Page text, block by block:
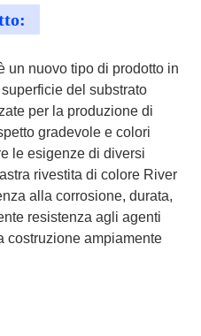
un nuovo tipo di prodotto in
del substrato
per la produzione di
gradevole e colori
le esigenze di diversi
rivestita di colore River
alla corrosione, durata,
resistenza agli agenti
costruzione ampiamente